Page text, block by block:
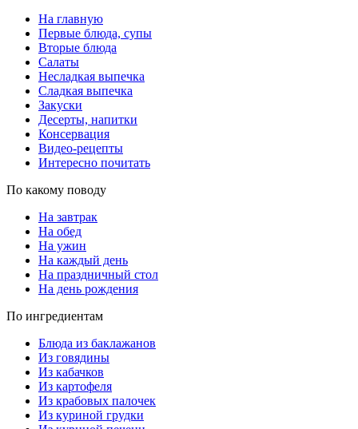
На главную
Первые блюда, супы
Вторые блюда
Салаты
Несладкая выпечка
Сладкая выпечка
Закуски
Десерты, напитки
Консервация
Видео-рецепты
Интересно почитать
По какому поводу
На завтрак
На обед
На ужин
На каждый день
На праздничный стол
На день рождения
По ингредиентам
Блюда из баклажанов
Из говядины
Из кабачков
Из картофеля
Из крабовых палочек
Из куриной грудки